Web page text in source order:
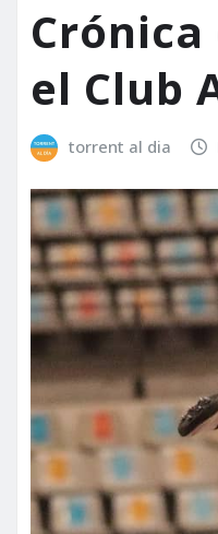
el Club
torrent al dia